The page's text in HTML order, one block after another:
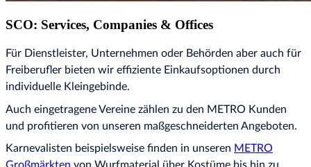
SCO: Services, Companies & Offices
Für Dienstleister, Unternehmen oder Behörden aber auch für
Freiberufler bieten wir effiziente Einkaufsoptionen durch
individuelle Kleingebinde.
Auch eingetragene Vereine zählen zu den METRO Kunden
und profitieren von unseren maßgeschneiderten Angeboten.
Karnevalisten beispielsweise finden in unseren METRO